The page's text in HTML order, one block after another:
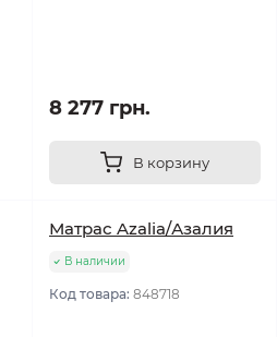
8 277 грн.
В корзину
Матрас Azalia/Азалия
В наличии
Код товара: 848718